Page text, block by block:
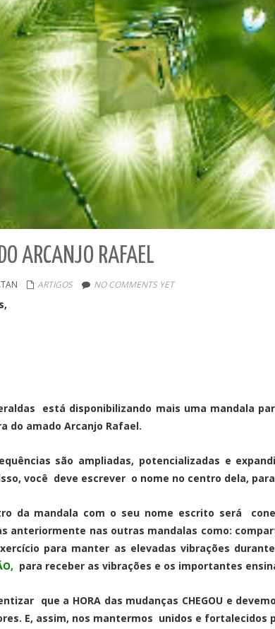
ARCANJO RAFAEL
ARTIGOS NO COMMENTS YET
está disponibilizando mais uma mandala
do amado Arcanjo Rafael.
são ampliadas, potencializadas e
você deve escrever o nome no centro dela,
da mandala com o seu nome escrito será
anteriormente nas outras mandalas como:
para manter as elevadas vibrações
para receber as vibrações e os importantes
que a HORA das mudanças CHEGOU e
E, assim, nos mantermos unidos e